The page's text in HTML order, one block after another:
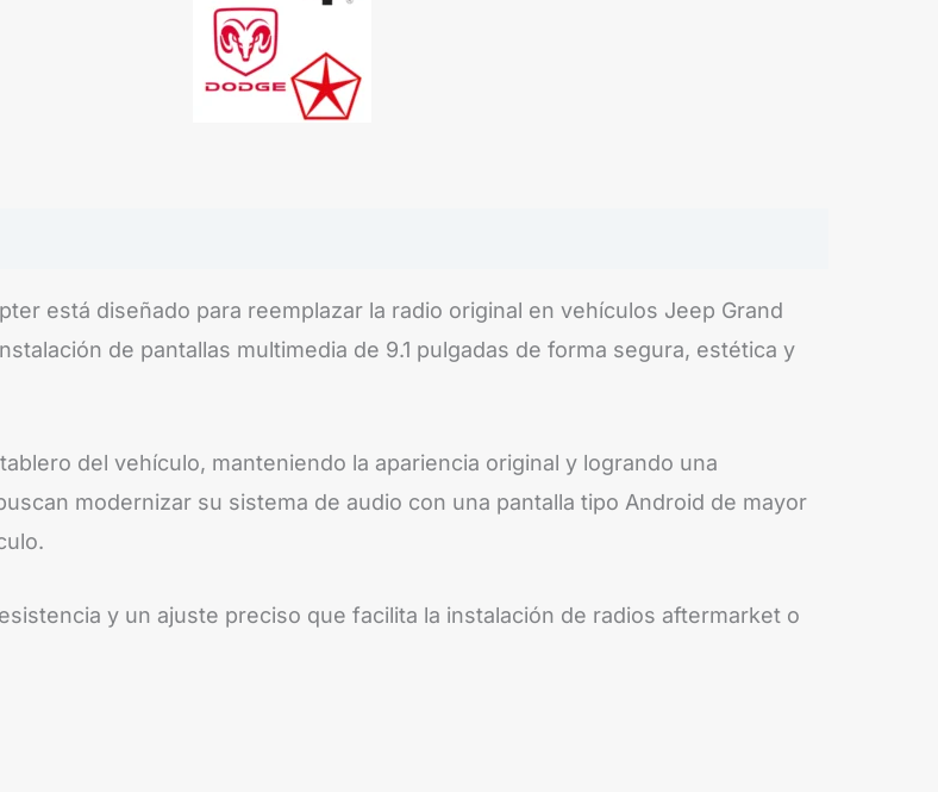
está diseñado para reemplazar la radio original en vehículos Jeep Grand
de pantallas multimedia de 9.1 pulgadas de forma segura, estética y
del vehículo, manteniendo la apariencia original y logrando una
modernizar su sistema de audio con una pantalla tipo Android de mayor
y un ajuste preciso que facilita la instalación de radios aftermarket o